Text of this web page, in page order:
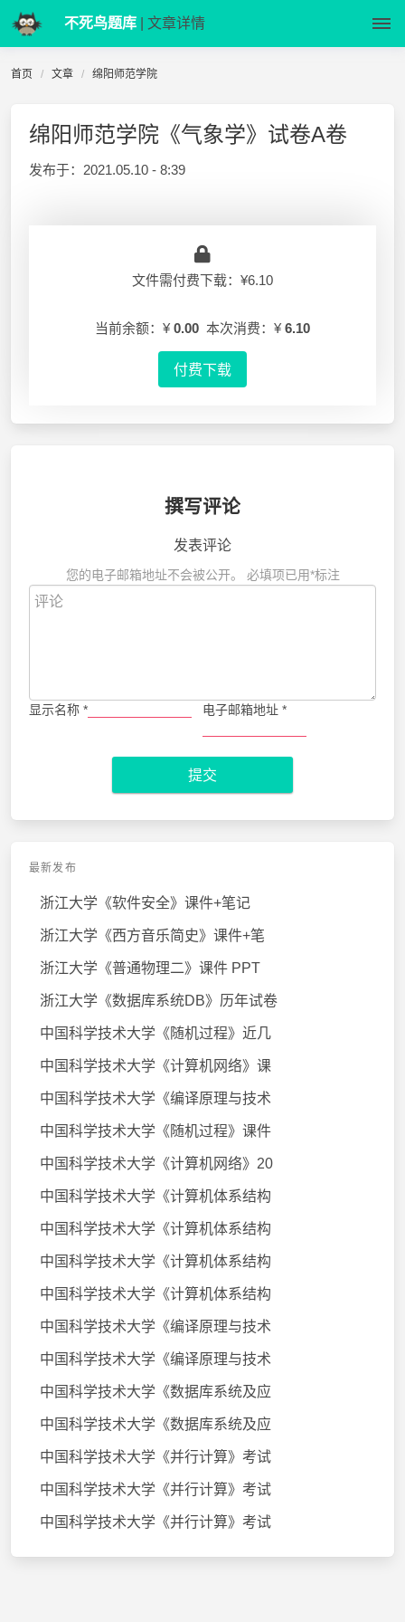
不死鸟题库 | 文章详情
首页 文章 绵阳师范学院
绵阳师范学院《气象学》试卷A卷
发布于： 2021.05.10 - 8:39
文件需付费下载：¥6.10
当前余额：¥ 0.00 本次消费：¥ 6.10
付费下载
撰写评论
发表评论
您的电子邮箱地址不会被公开。 必填项已用*标注
显示名称 * 电子邮箱地址 *
提交
最新发布
浙江大学《软件安全》课件+笔记
浙江大学《西方音乐简史》课件+笔
浙江大学《普通物理二》课件 PPT
浙江大学《数据库系统DB》历年试卷
中国科学技术大学《随机过程》近几
中国科学技术大学《计算机网络》课
中国科学技术大学《编译原理与技术
中国科学技术大学《随机过程》课件
中国科学技术大学《计算机网络》20
中国科学技术大学《计算机体系结构
中国科学技术大学《计算机体系结构
中国科学技术大学《计算机体系结构
中国科学技术大学《计算机体系结构
中国科学技术大学《编译原理与技术
中国科学技术大学《编译原理与技术
中国科学技术大学《数据库系统及应
中国科学技术大学《数据库系统及应
中国科学技术大学《并行计算》考试
中国科学技术大学《并行计算》考试
中国科学技术大学《并行计算》考试